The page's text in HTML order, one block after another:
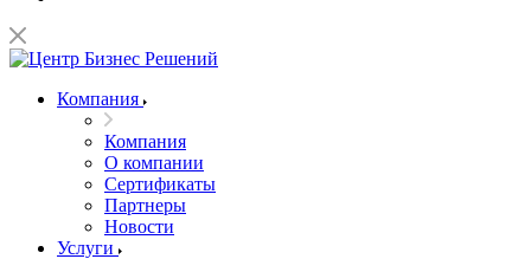
Компания
Компания
О компании
Сертификаты
Партнеры
Новости
Услуги